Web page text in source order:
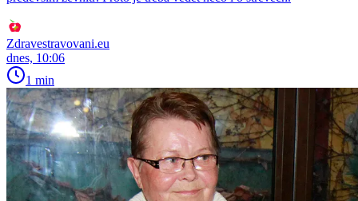
Zdravestravovani.eu
dnes, 10:06
1 min